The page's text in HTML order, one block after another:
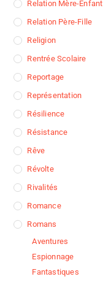
Relation Mère-Enfant
Relation Père-Fille
Religion
Rentrée Scolaire
Reportage
Représentation
Résilience
Résistance
Rêve
Révolte
Rivalités
Romance
Romans
Aventures
Espionnage
Fantastiques